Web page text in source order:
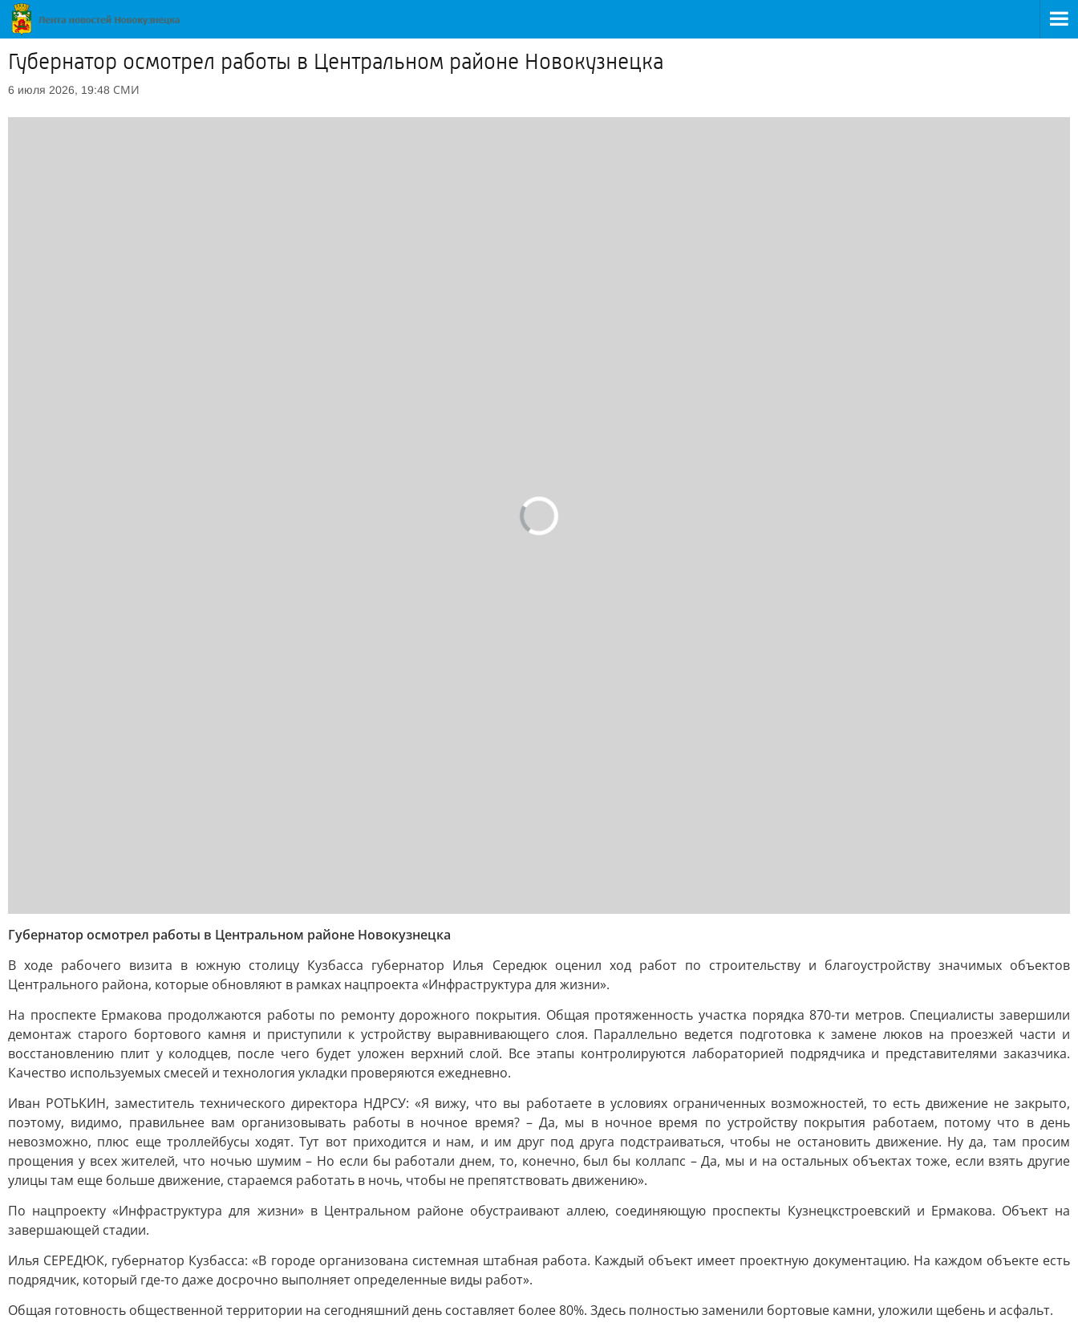
Губернатор осмотрел работы в Центральном районе Новокузнецка
6 июля 2026, 19:48 СМИ
Губернатор осмотрел работы в Центральном районе Новокузнецка
В ходе рабочего визита в южную столицу Кузбасса губернатор Илья Середюк оценил ход работ по строительству и благоустройству значимых объектов
Центрального района, которые обновляют в рамках нацпроекта «Инфраструктура для жизни».
На проспекте Ермакова продолжаются работы по ремонту дорожного покрытия. Общая протяженность участка порядка 870-ти метров. Специалисты завершили
демонтаж старого бортового камня и приступили к устройству выравнивающего слоя. Параллельно ведется подготовка к замене люков на проезжей части и
восстановлению плит у колодцев, после чего будет уложен верхний слой. Все этапы контролируются лабораторией подрядчика и представителями заказчика.
Качество используемых смесей и технология укладки проверяются ежедневно.
Иван РОТЬКИН, заместитель технического директора НДРСУ: «Я вижу, что вы работаете в условиях ограниченных возможностей, то есть движение не закрыто,
поэтому, видимо, правильнее вам организовывать работы в ночное время? – Да, мы в ночное время по устройству покрытия работаем, потому что в день
невозможно, плюс еще троллейбусы ходят. Тут вот приходится и нам, и им друг под друга подстраиваться, чтобы не остановить движение. Ну да, там просим
прощения у всех жителей, что ночью шумим – Но если бы работали днем, то, конечно, был бы коллапс – Да, мы и на остальных объектах тоже, если взять другие
улицы там еще больше движение, стараемся работать в ночь, чтобы не препятствовать движению».
По нацпроекту «Инфраструктура для жизни» в Центральном районе обустраивают аллею, соединяющую проспекты Кузнецкстроевский и Ермакова. Объект на
завершающей стадии.
Илья СЕРЕДЮК, губернатор Кузбасса: «В городе организована системная штабная работа. Каждый объект имеет проектную документацию. На каждом объекте есть
подрядчик, который где-то даже досрочно выполняет определенные виды работ».
Общая готовность общественной территории на сегодняшний день составляет более 80%. Здесь полностью заменили бортовые камни, уложили щебень и асфальт.